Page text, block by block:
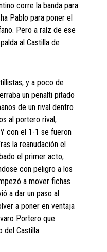
corre la banda para
Pablo para poner el
Pero a raíz de ese
al Castilla de
y a poco de
un penalti pitado
de un rival dentro
al portero rival,
con el 1-1 se fueron
la reanudación el
el primer acto,
con peligro a los
a mover fichas
a dar un paso al
a poner en ventaja
Portero que
del Castilla.